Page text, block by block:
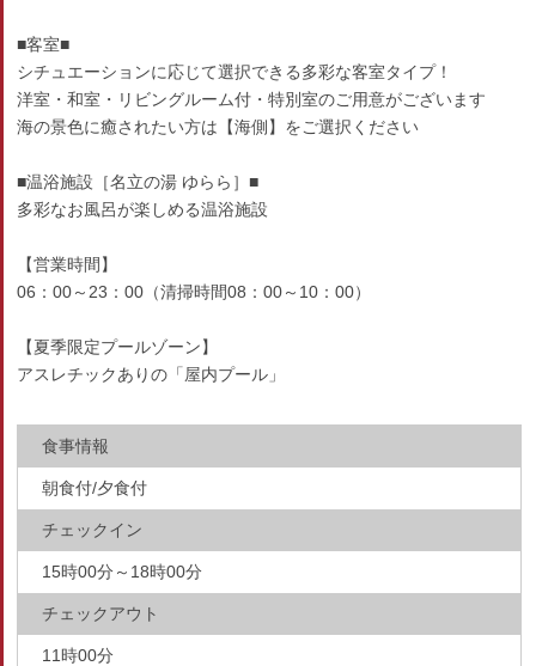
■客室■
シチュエーションに応じて選択できる多彩な客室タイプ！
洋室・和室・リビングルーム付・特別室のご用意がございます
海の景色に癒されたい方は【海側】をご選択ください
■温浴施設［名立の湯 ゆらら］■
多彩なお風呂が楽しめる温浴施設
【営業時間】
06：00～23：00（清掃時間08：00～10：00）
【夏季限定プールゾーン】
アスレチックありの「屋内プール」
食事情報
朝食付/夕食付
チェックイン
15時00分～18時00分
チェックアウト
11時00分